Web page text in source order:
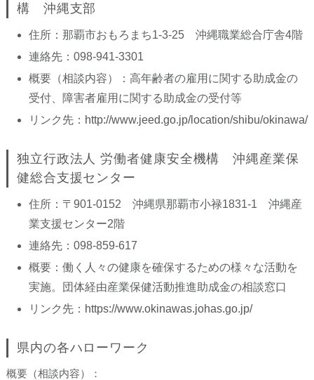
構 沖縄支部
住所：那覇市おもろまち1-3-25 沖縄職業総合庁舎4階
連絡先：098-941-3301
概要（相談内容）：高年齢者の雇用に関する助成金の
受付、障害者雇用に関する助成金の受付等
リンク先： http://www.jeed.go.jp/location/shibu/okinawa/
独立行政法人 労働者健康安全機構 沖縄産業保
健総合支援センター
住所：〒901-0152 沖縄県那覇市小禄1831-1 沖縄産
業支援センター2階
連絡先：098-859-617
概要：働く人々の健康を確保するための様々な活動を
実施。団体経由産業保健活動推進助成金の相談窓口
リンク先： https://www.okinawas.johas.go.jp/
県内の各ハローワーク
概要（相談内容）：